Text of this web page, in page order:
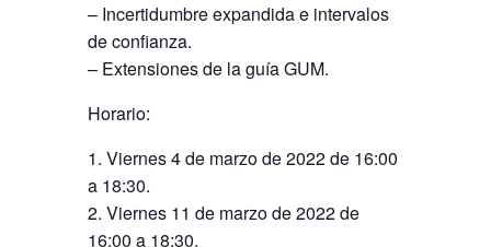
– Incertidumbre expandida e intervalos
de confianza.
– Extensiones de la guía GUM.
Horario:
1. Viernes 4 de marzo de 2022 de 16:00
a 18:30.
2. Viernes 11 de marzo de 2022 de
16:00 a 18:30.